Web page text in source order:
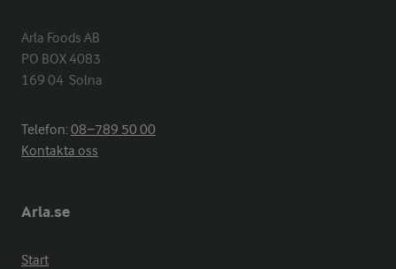
Arla Foods AB
PO BOX 4083
169 04  Solna
Telefon:08−789 50 00
Kontakta oss
Arla.se
Start